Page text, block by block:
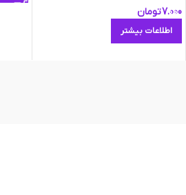
7.000تومان
اطلاعات بیشتر